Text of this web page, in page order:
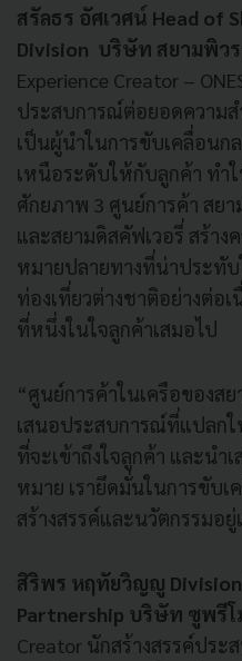
สรัลธร อัศเวศน์ Head of
Division บริษัท สยามพิว
Experience Creator –
ประสบการณ์ต่อยอดความส
เป็นผู้นำในการขับเคลื่อนก
เหนือระดับให้กับลูกค้า ทำใ
ศักยภาพ 3 ศูนย์การค้า สย
และสยามดิสคัฟเวอรี่ สร้า
หมายปลายทางที่น่าประทั
ท่องเที่ยวต่างชาติอย่างต่อ
ที่หนึ่งในใจลูกค้าเสมอไป
“ศูนย์การค้าในเครือของส
เสนอประสบการณ์ที่แปลก
ที่จะเข้าถึงใจลูกค้า และนำ
หมาย เรายึดมั่นในการขับเ
สร้างสรรค์และนวัตกรรมอยู่
สิริพร หฤทัยวิญญู
Partnership บริษัท ซูพรีโ
Creator นักสร้างสรรค์ปร